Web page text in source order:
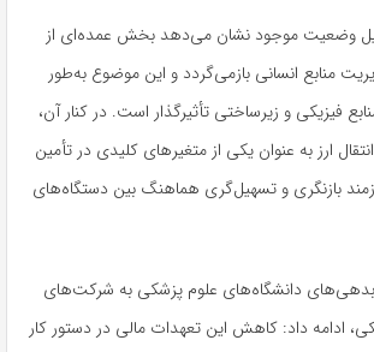
وضعیت موجود نشان می‌دهد بخش عمده‌ای از
منابع انسانی بازمی‌گردد و این موضوع به‌طور
فیزیکی و زیرساختی تأثیرگذار است. در کنار آن،
ارز به عنوان یکی از متغیرهای کلیدی در تأمین
بازنگری و تسهیل‌گری هماهنگ بین دستگاه‌های
بدهی‌های دانشگاه‌های علوم پزشکی به شرکت‌های
ادامه داد: کاهش این تعهدات مالی در دستور کار